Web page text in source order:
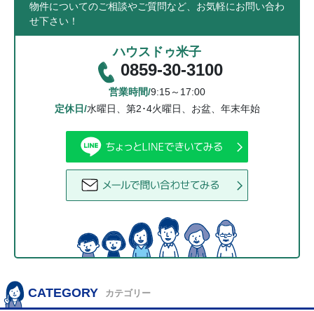
物件についてのご相談やご質問など、お気軽にお問い合わ
せ下さい！
ハウスドゥ米子
0859-30-3100
営業時間/9:15～17:00
定休日/水曜日、第2･4火曜日、お盆、年末年始
CATEGORY カテゴリー